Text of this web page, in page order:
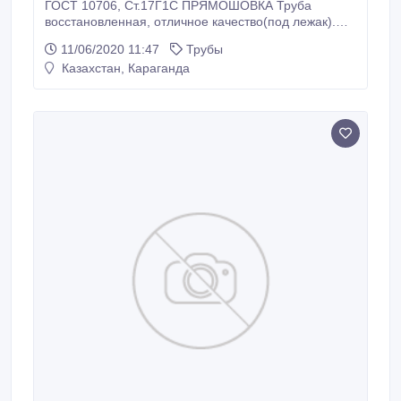
ГОСТ 10706, Ст.17Г1С ПРЯМОШОВКА Труба
восстановленная, отличное качество(под лежак).
обьём на базе в Челябинске. Труба в
собственности. Доставка ЖД и АВТО. Изоляция
11/06/2020 11:47
Трубы
Казахстан, Караганда